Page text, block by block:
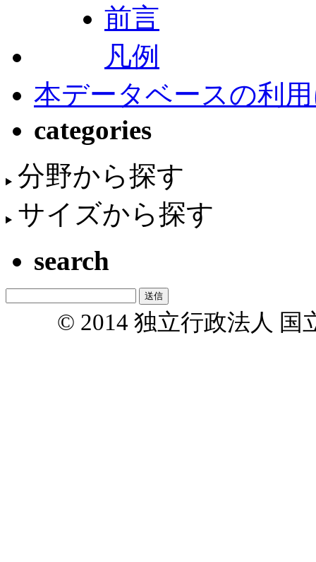
前言
凡例
本データベースの利
categories
分野から探す
サイズから探す
search
© 2014 独立行政法人 国